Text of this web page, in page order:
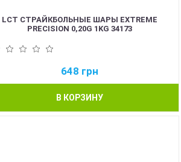
LCT СТРАЙКБОЛЬНЫЕ ШАРЫ EXTREME
PRECISION 0,20G 1KG 34173
648 грн
В КОРЗИНУ